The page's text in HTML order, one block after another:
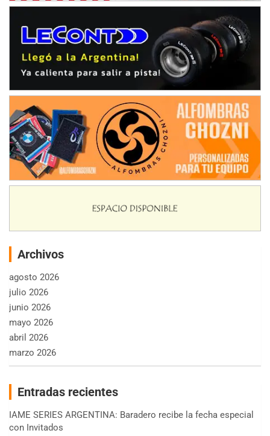
Archivos
agosto 2026
julio 2026
junio 2026
mayo 2026
abril 2026
marzo 2026
Entradas recientes
IAME SERIES ARGENTINA: Baradero recibe la fecha especial
con Invitados